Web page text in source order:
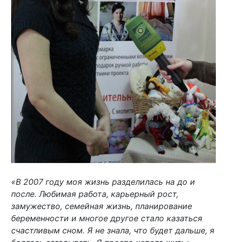
«В 2007 году моя жизнь разделилась на до и
после. Любимая работа, карьерный рост,
замужество, семейная жизнь, планирование
беременности и многое другое стало казаться
счастливым сном. Я не знала, что будет дальше, я